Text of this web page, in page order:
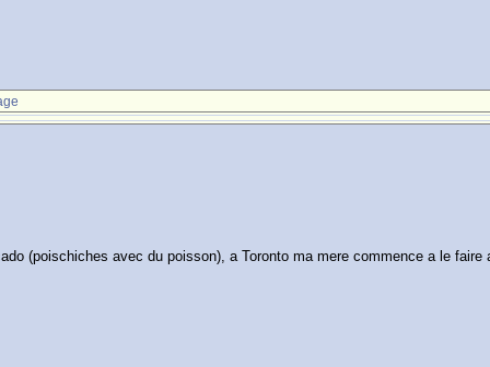
(poischiches avec du poisson), a Toronto ma mere commence a le